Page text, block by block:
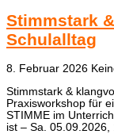
Stimmstark
Schulalltag
8. Februar 2026
Stimmstark &
Praxisworkshop für
STIMME im
ist – Sa. 05.09.2026,